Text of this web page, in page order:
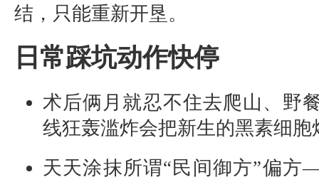
结，只能重新开垦。
日常踩坑动作快停
术后俩月就忍不住去爬山、
线狂轰滥炸会把新生的黑素细胞
天天涂抹所谓“民间御方”偏